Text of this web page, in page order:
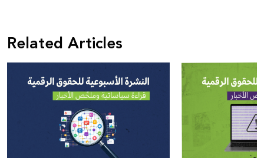
Related Articles